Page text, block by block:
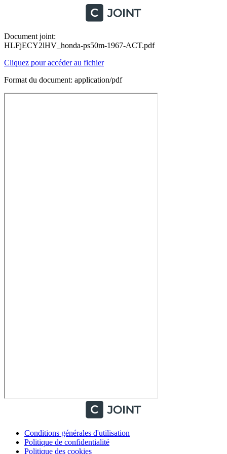
Document joint:
HLFjECY2lHV_honda-ps50m-1967-ACT.pdf
Cliquez pour accéder au fichier
Format du document: application/pdf
Conditions générales d'utilisation
Politique de confidentialité
Politique des cookies